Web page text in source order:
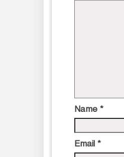
Name *
Email *